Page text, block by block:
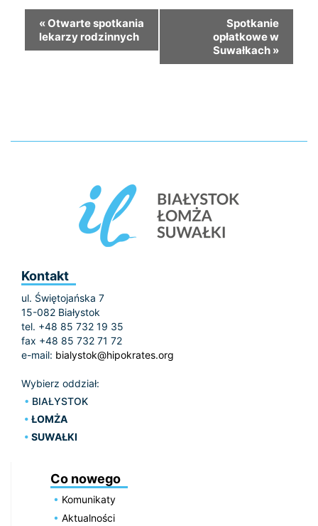
«Otwarte spotkania
lekarzy rodzinnych
Spotkanie
opłatkowe w
Suwałkach »
Kontakt
ul. Świętojańska 7
15-082 Białystok
tel. +48 85 732 19 35
fax +48 85 732 71 72
e-mail: bialystok@hipokrates.org
Wybierz oddział:
BIAŁYSTOK
ŁOMŻA
SUWAŁKI
Co nowego
Komunikaty
Aktualności